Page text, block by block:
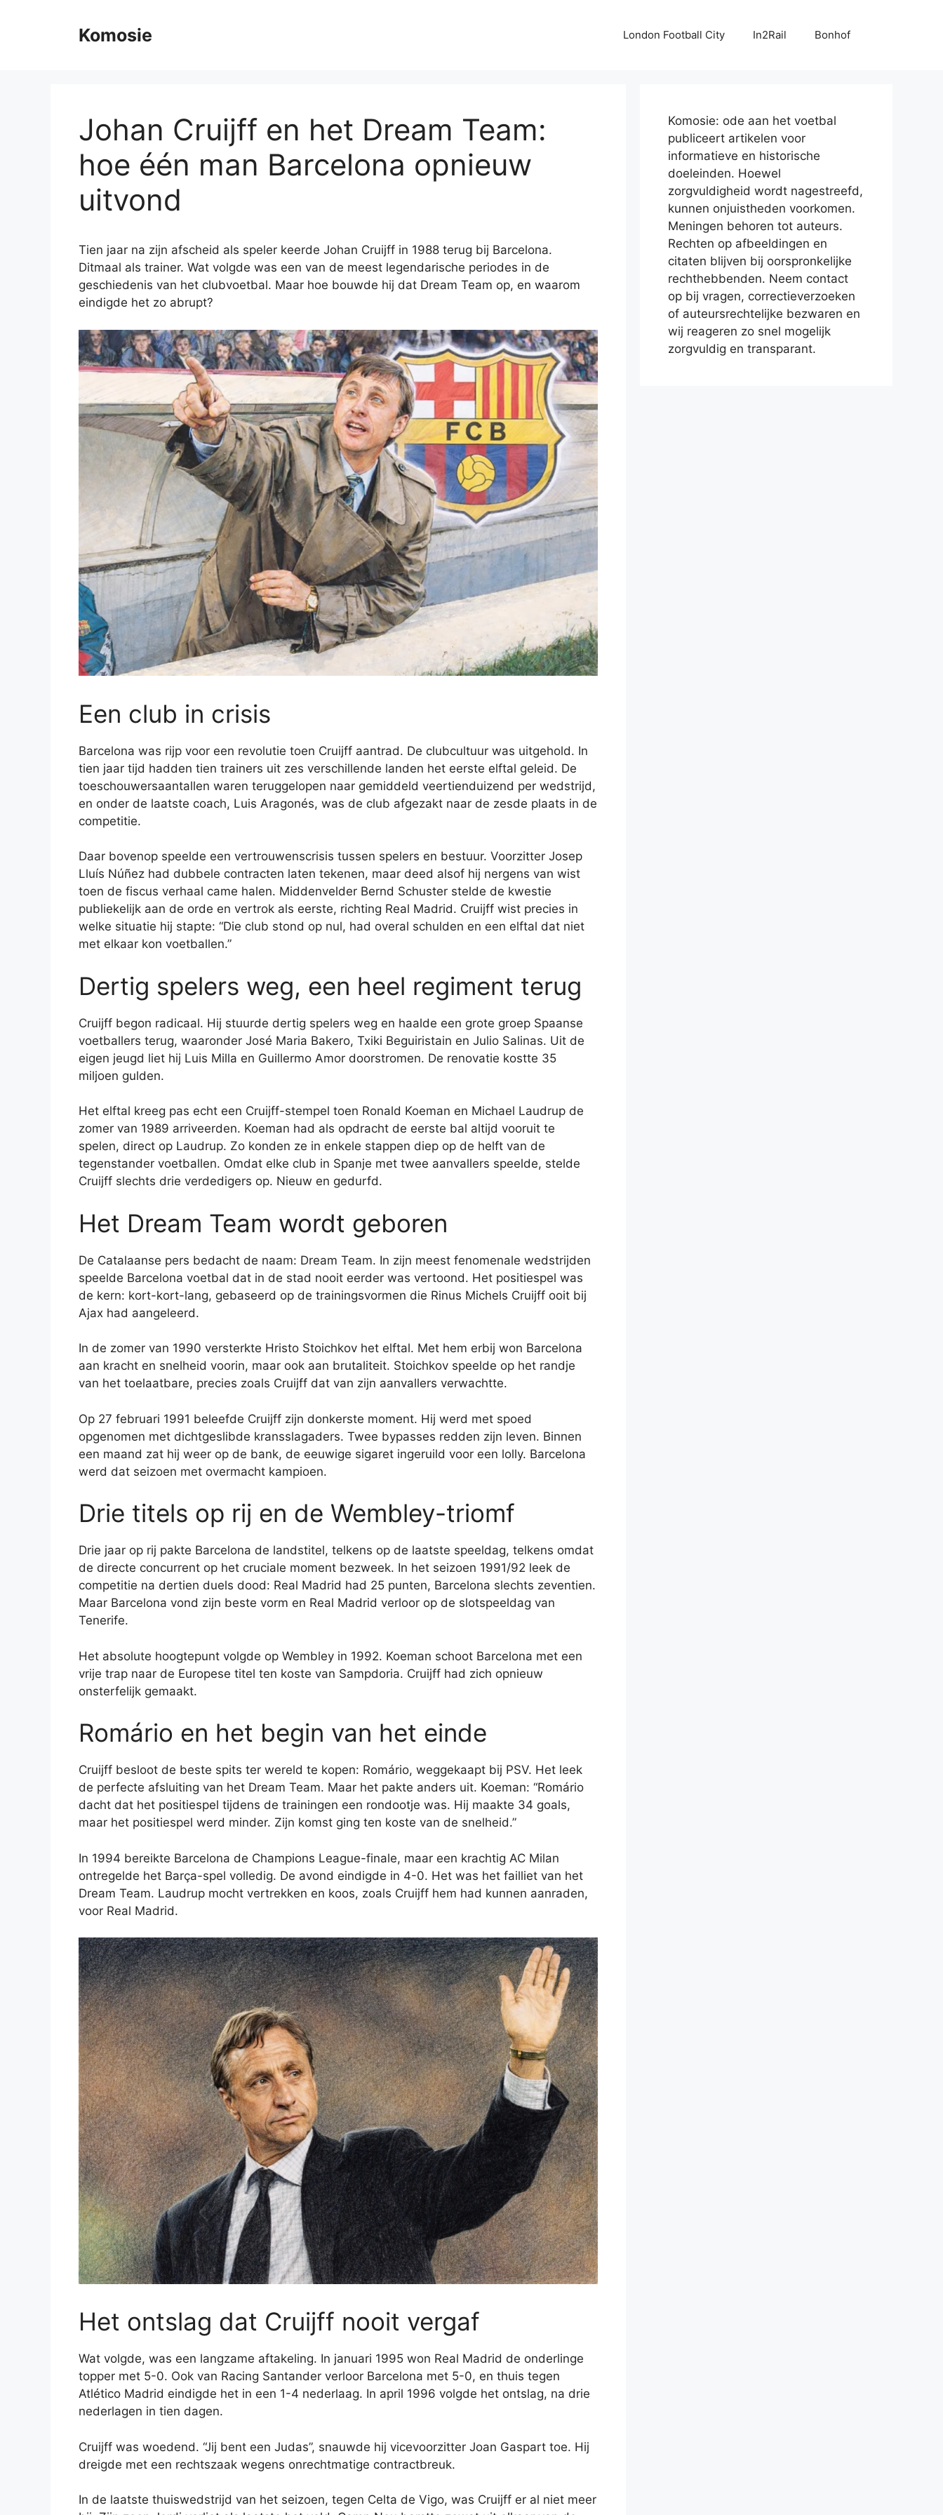
Komosie London Football City In2Rail Bonhof
Johan Cruijff en het Dream Team:
hoe één man Barcelona opnieuw
uitvond
Tien jaar na zijn afscheid als speler keerde Johan Cruijff in 1988 terug bij Barcelona.
Ditmaal als trainer. Wat volgde was een van de meest legendarische periodes in de
geschiedenis van het clubvoetbal. Maar hoe bouwde hij dat Dream Team op, en waarom
eindigde het zo abrupt?
Een club in crisis
Barcelona was rijp voor een revolutie toen Cruijff aantrad. De clubcultuur was uitgehold. In
tien jaar tijd hadden tien trainers uit zes verschillende landen het eerste elftal geleid. De
toeschouwersaantallen waren teruggelopen naar gemiddeld veertienduizend per wedstrijd,
en onder de laatste coach, Luis Aragonés, was de club afgezakt naar de zesde plaats in de
competitie.
Daar bovenop speelde een vertrouwenscrisis tussen spelers en bestuur. Voorzitter Josep
Lluís Núñez had dubbele contracten laten tekenen, maar deed alsof hij nergens van wist
toen de fiscus verhaal came halen. Middenvelder Bernd Schuster stelde de kwestie
publiekelijk aan de orde en vertrok als eerste, richting Real Madrid. Cruijff wist precies in
welke situatie hij stapte: “Die club stond op nul, had overal schulden en een elftal dat niet
met elkaar kon voetballen.”
Dertig spelers weg, een heel regiment terug
Cruijff begon radicaal. Hij stuurde dertig spelers weg en haalde een grote groep Spaanse
voetballers terug, waaronder José Maria Bakero, Txiki Beguiristain en Julio Salinas. Uit de
eigen jeugd liet hij Luis Milla en Guillermo Amor doorstromen. De renovatie kostte 35
miljoen gulden.
Het elftal kreeg pas echt een Cruijff-stempel toen Ronald Koeman en Michael Laudrup de
zomer van 1989 arriveerden. Koeman had als opdracht de eerste bal altijd vooruit te
spelen, direct op Laudrup. Zo konden ze in enkele stappen diep op de helft van de
tegenstander voetballen. Omdat elke club in Spanje met twee aanvallers speelde, stelde
Cruijff slechts drie verdedigers op. Nieuw en gedurfd.
Het Dream Team wordt geboren
De Catalaanse pers bedacht de naam: Dream Team. In zijn meest fenomenale wedstrijden
speelde Barcelona voetbal dat in de stad nooit eerder was vertoond. Het positiespel was
de kern: kort-kort-lang, gebaseerd op de trainingsvormen die Rinus Michels Cruijff ooit bij
Ajax had aangeleerd.
In de zomer van 1990 versterkte Hristo Stoichkov het elftal. Met hem erbij won Barcelona
aan kracht en snelheid voorin, maar ook aan brutaliteit. Stoichkov speelde op het randje
van het toelaatbare, precies zoals Cruijff dat van zijn aanvallers verwachtte.
Op 27 februari 1991 beleefde Cruijff zijn donkerste moment. Hij werd met spoed
opgenomen met dichtgeslibde kransslagaders. Twee bypasses redden zijn leven. Binnen
een maand zat hij weer op de bank, de eeuwige sigaret ingeruild voor een lolly. Barcelona
werd dat seizoen met overmacht kampioen.
Drie titels op rij en de Wembley-triomf
Drie jaar op rij pakte Barcelona de landstitel, telkens op de laatste speeldag, telkens omdat
de directe concurrent op het cruciale moment bezweek. In het seizoen 1991/92 leek de
competitie na dertien duels dood: Real Madrid had 25 punten, Barcelona slechts zeventien.
Maar Barcelona vond zijn beste vorm en Real Madrid verloor op de slotspeeldag van
Tenerife.
Het absolute hoogtepunt volgde op Wembley in 1992. Koeman schoot Barcelona met een
vrije trap naar de Europese titel ten koste van Sampdoria. Cruijff had zich opnieuw
onsterfelijk gemaakt.
Romário en het begin van het einde
Cruijff besloot de beste spits ter wereld te kopen: Romário, weggekaapt bij PSV. Het leek
de perfecte afsluiting van het Dream Team. Maar het pakte anders uit. Koeman: “Romário
dacht dat het positiespel tijdens de trainingen een rondootje was. Hij maakte 34 goals,
maar het positiespel werd minder. Zijn komst ging ten koste van de snelheid.”
In 1994 bereikte Barcelona de Champions League-finale, maar een krachtig AC Milan
ontregelde het Barça-spel volledig. De avond eindigde in 4-0. Het was het failliet van het
Dream Team. Laudrup mocht vertrekken en koos, zoals Cruijff hem had kunnen aanraden,
voor Real Madrid.
Het ontslag dat Cruijff nooit vergaf
Wat volgde, was een langzame aftakeling. In januari 1995 won Real Madrid de onderlinge
topper met 5-0. Ook van Racing Santander verloor Barcelona met 5-0, en thuis tegen
Atlético Madrid eindigde het in een 1-4 nederlaag. In april 1996 volgde het ontslag, na drie
nederlagen in tien dagen.
Cruijff was woedend. “Jij bent een Judas”, snauwde hij vicevoorzitter Joan Gaspart toe. Hij
dreigde met een rechtszaak wegens onrechtmatige contractbreuk.
In de laatste thuiswedstrijd van het seizoen, tegen Celta de Vigo, was Cruijff er al niet meer
Komosie: ode aan het voetbal
publiceert artikelen voor
informatieve en historische
doeleinden. Hoewel
zorgvuldigheid wordt nagestreefd,
kunnen onjuistheden voorkomen.
Meningen behoren tot auteurs.
Rechten op afbeeldingen en
citaten blijven bij oorspronkelijke
rechthebbenden. Neem contact
op bij vragen, correctieverzoeken
of auteursrechtelijke bezwaren en
wij reageren zo snel mogelijk
zorgvuldig en transparant.